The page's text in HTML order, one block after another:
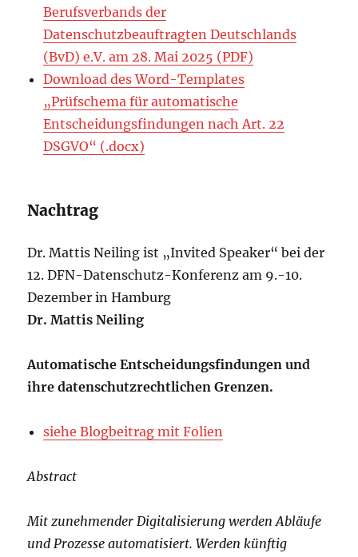
Berufsverbands der
Datenschutzbeauftragten Deutschlands
(BvD) e.V. am 28. Mai 2025 (PDF)
Download des Word-Templates
„Prüfschema für automatische
Entscheidungsfindungen nach Art. 22
DSGVO“ (.docx)
Nachtrag
Dr. Mattis Neiling ist „Invited Speaker“ bei der
12. DFN-Datenschutz-Konferenz am 9.-10.
Dezember in Hamburg
Dr. Mattis Neiling
Automatische Entscheidungsfindungen und
ihre datenschutzrechtlichen Grenzen.
siehe Blogbeitrag mit Folien
Abstract
Mit zunehmender Digitalisierung werden Abläufe
und Prozesse automatisiert. Werden künftig